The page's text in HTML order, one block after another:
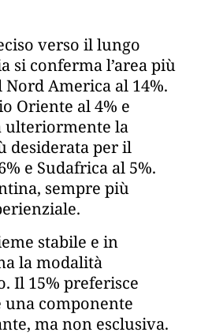
verso il lungo
si conferma l’area più
Nord America al 14%.
Oriente al 4% e
ulteriormente la
desiderata per il
e Sudafrica al 5%.
sempre più
stabile e in
la modalità
Il 15% preferisce
una componente
ma non esclusiva.